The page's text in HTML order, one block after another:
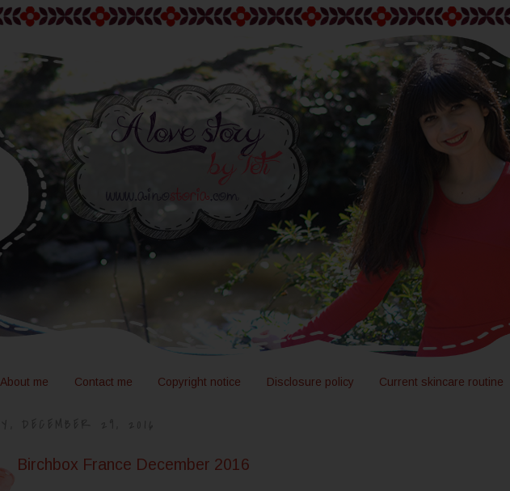
About me Contact me Copyright notice Disclosure policy Current skincare routine
Birchbox France December 2016